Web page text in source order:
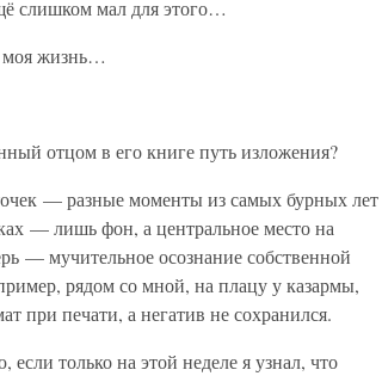
слишком мал для этого…
моя жизнь…
отцом в его книге путь изложения?
— разные моменты из самых бурных лет
— лишь фон, а центральное место на
— мучительное осознание собственной
рядом со мной, на плацу у казармы,
при печати, а негатив не сохранился.
только на этой неделе я узнал, что